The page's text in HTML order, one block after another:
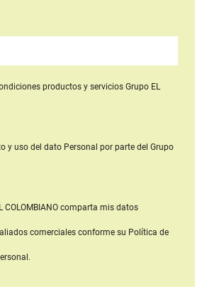
productos y serviciosGrupo EL
y uso del dato Personal por parte del Grupo
COLOMBIANOcomparta mis datos
comerciales conforme su Política de